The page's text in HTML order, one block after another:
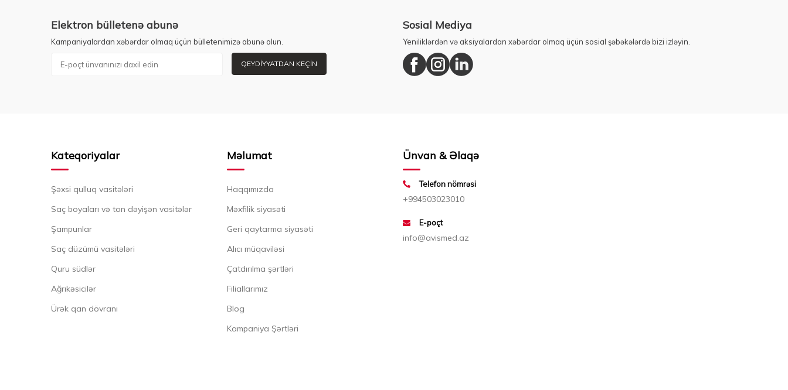
Elektron bülletenə abunə
Kampaniyalardan xəbərdar olmaq üçün bülletenimizə abunə olun.
QEYDIYYATDAN KEÇIN
Sosial Mediya
Yeniliklərdən və aksiyalardan xəbərdar olmaq üçün sosial şəbəkələrdə bizi izləyin.
Kateqoriyalar
Şəxsi qulluq vasitələri
Saç boyaları və ton dəyişən vasitələr
Şampunlar
Saç düzümü vasitələri
Quru südlər
Ağrıkəsicilər
Ürək qan dövranı
Məlumat
Haqqımızda
Məxfilik siyasəti
Geri qaytarma siyasəti
Alıcı müqaviləsi
Çatdırılma şərtləri
Filiallarımız
Blog
Kampaniya Şərtləri
Ünvan & Əlaqə
Telefon nömrəsi
+994503023010
E-poçt
info@avismed.az